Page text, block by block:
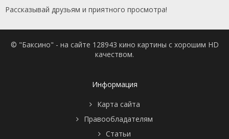
Рассказывай друзьям и приятного просмотра!
© "Баксино" - на сайте 128943 кино картины с хорошим HD
качеством.
Информация
Карта сайта
Правообладателям
Статьи